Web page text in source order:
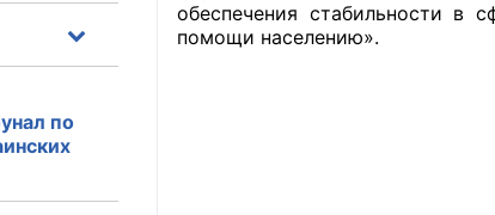
Структура Палаты
обеспечения стабильности в
помощи населению».
по